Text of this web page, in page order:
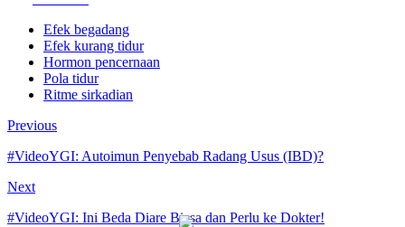
Efek begadang
Efek kurang tidur
Hormon pencernaan
Pola tidur
Ritme sirkadian
Previous
#VideoYGI: Autoimun Penyebab Radang Usus (IBD)?
Next
#VideoYGI: Ini Beda Diare Biasa dan Perlu ke Dokter!